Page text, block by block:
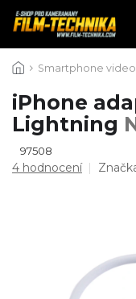
na
Smartphone video
iPhone
Lightning
97508
Průměrné
4 hodnocení